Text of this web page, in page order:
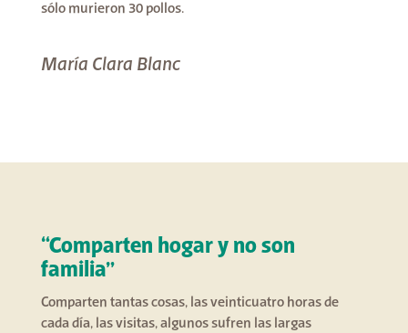
sólo murieron 30 pollos.
María Clara Blanc
“Comparten hogar y no son
familia”
Comparten tantas cosas, las veinticuatro horas de
cada día, las visitas, algunos sufren las largas